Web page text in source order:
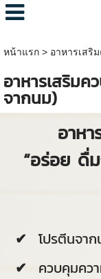
หน้าแรก> อาหารเสริ
อาหารเสริม
จากนม)
อาห
“อร่อย ดื่
โปรตีนจา
ควบคุมคว